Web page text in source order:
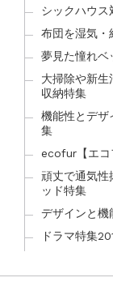
シックハウス
布団を湿気・
夢見た憧れベ
大掃除や新
収納特集
機能性とデザ
集
ecofur【エコ
頑丈で通気性
ッド特集
デザインと機
ドラマ特集